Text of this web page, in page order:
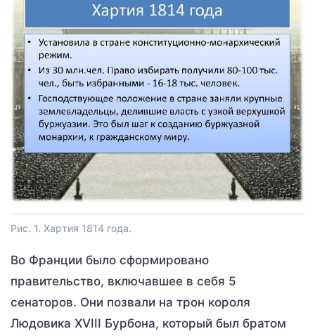
Рис. 1. Хартия 1814 года.
Во Франции было сформировано
правительство, включавшее в себя 5
сенаторов. Они позвали на трон короля
Людовика XVIII Бурбона, который был братом